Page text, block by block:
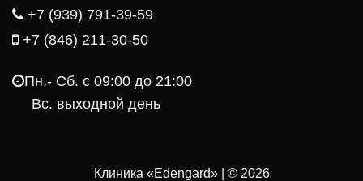
+7 (939) 791-39-59
+7 (846) 211-30-50
Пн.- Cб. с 09:00 до 21:00
Вс. выходной день
Клиника «Edengard» | © 2026